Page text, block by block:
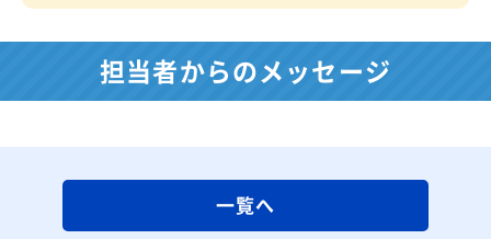
担当者からのメッセージ
一覧へ